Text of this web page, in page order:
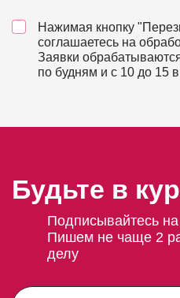
Нажимая кнопку
соглашаетесь на
Заявки
по будням и с 10 до 15 в
Будьте в
Подписывайтесь
Пишем не чаще 2
делу